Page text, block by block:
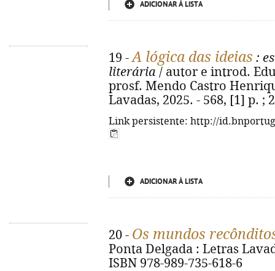
ADICIONAR À LISTA
19 -A lógica das ideias :
literária / autor e introd.
prosf. Mendo Castro
Lavadas, 2025. - 568, [1] p. ;
Link persistente: http://
ADICIONAR À LISTA
20 - Os mundos
Ponta Delgada : Letras
ISBN 978-989-735-618-6